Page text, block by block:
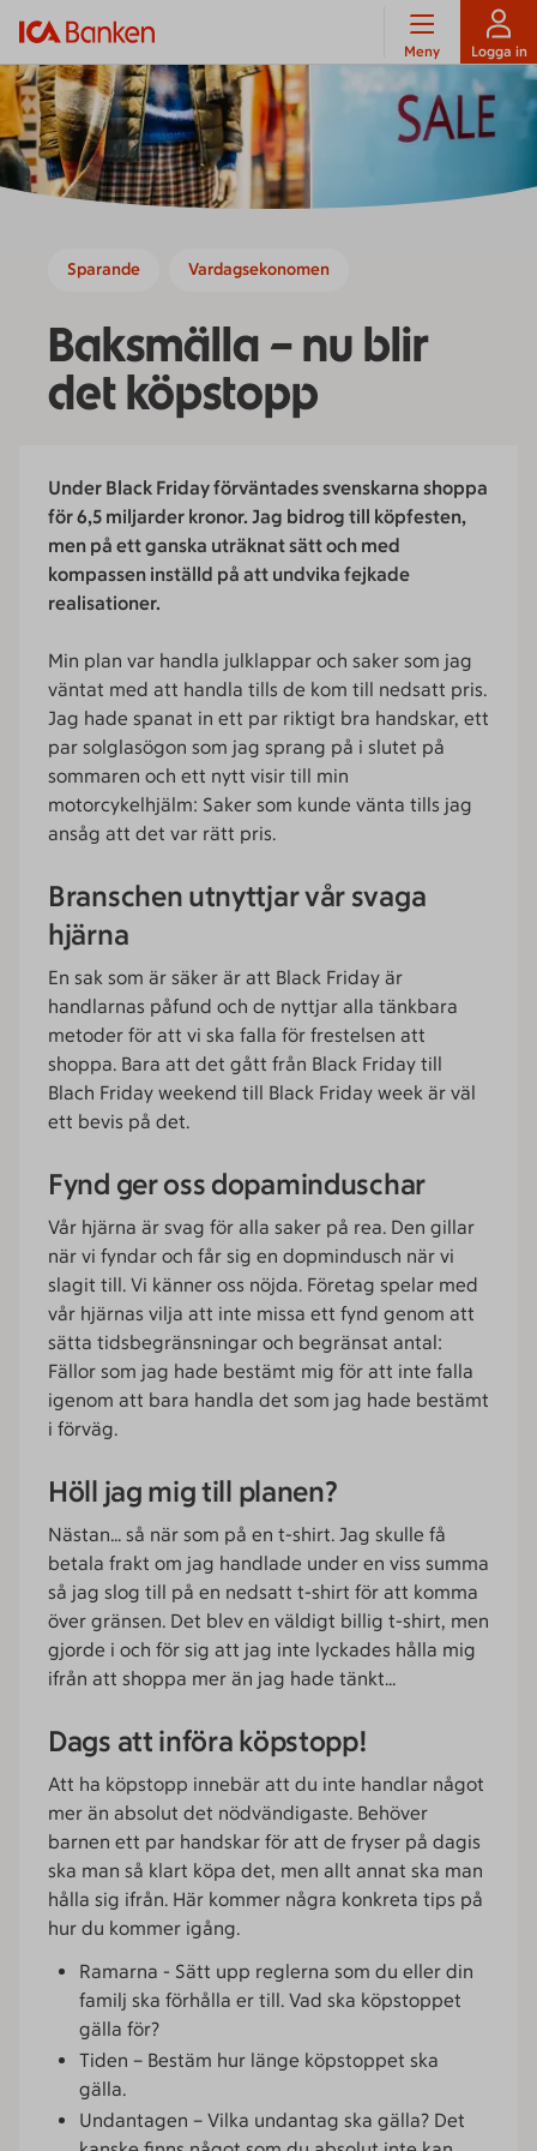
Meny Logga in
Sparande Vardagsekonomen
Baksmälla – nu blir
det köpstopp
Under Black Friday förväntades svenskarna shoppa
för 6,5 miljarder kronor. Jag bidrog till köpfesten,
men på ett ganska uträknat sätt och med
kompassen inställd på att undvika fejkade
realisationer.
Min plan var handla julklappar och saker som jag
väntat med att handla tills de kom till nedsatt pris.
Jag hade spanat in ett par riktigt bra handskar, ett
par solglasögon som jag sprang på i slutet på
sommaren och ett nytt visir till min
motorcykelhjälm: Saker som kunde vänta tills jag
ansåg att det var rätt pris.
Branschen utnyttjar vår svaga
hjärna
En sak som är säker är att Black Friday är
handlarnas påfund och de nyttjar alla tänkbara
metoder för att vi ska falla för frestelsen att
shoppa. Bara att det gått från Black Friday till
Blach Friday weekend till Black Friday week är väl
ett bevis på det.
Fynd ger oss dopaminduschar
Vår hjärna är svag för alla saker på rea. Den gillar
när vi fyndar och får sig en dopmindusch när vi
slagit till. Vi känner oss nöjda. Företag spelar med
vår hjärnas vilja att inte missa ett fynd genom att
sätta tidsbegränsningar och begränsat antal:
Fällor som jag hade bestämt mig för att inte falla
igenom att bara handla det som jag hade bestämt
i förväg.
Höll jag mig till planen?
Nästan… så när som på en t-shirt. Jag skulle få
betala frakt om jag handlade under en viss summa
så jag slog till på en nedsatt t-shirt för att komma
över gränsen. Det blev en väldigt billig t-shirt, men
gjorde i och för sig att jag inte lyckades hålla mig
ifrån att shoppa mer än jag hade tänkt…
Dags att införa köpstopp!
Att ha köpstopp innebär att du inte handlar något
mer än absolut det nödvändigaste. Behöver
barnen ett par handskar för att de fryser på dagis
ska man så klart köpa det, men allt annat ska man
hålla sig ifrån. Här kommer några konkreta tips på
hur du kommer igång.
Ramarna - Sätt upp reglerna som du eller din
familj ska förhålla er till. Vad ska köpstoppet
gälla för?
Tiden – Bestäm hur länge köpstoppet ska
gälla.
Undantagen – Vilka undantag ska gälla? Det